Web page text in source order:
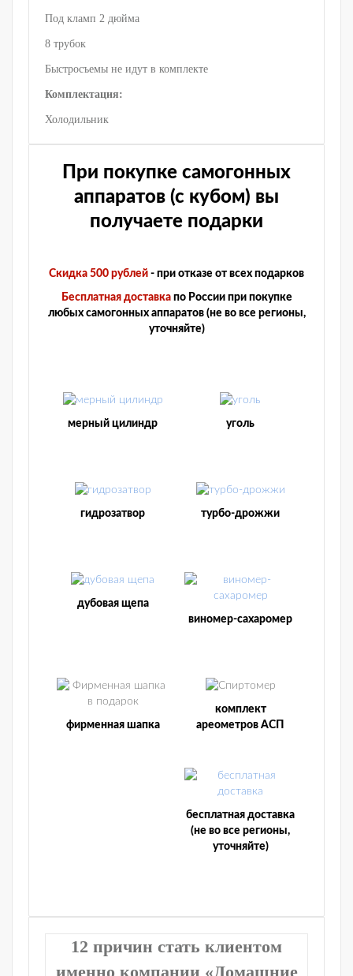
Под кламп 2 дюйма
8 трубок
Быстросъемы не идут в комплекте
Комплектация:
Холодильник
При покупке самогонных
аппаратов (с кубом) вы
получаете подарки
Скидка 500 рублей - при отказе от всех подарков
Бесплатная доставкапо России при покупке
любых самогонных аппаратов (не во все регионы,
уточняйте)
мерный цилиндр уголь
гидрозатвор турбо-дрожжи
дубовая щепа
виномер-сахаромер
фирменная шапка
комплект
ареометров АСП
бесплатная доставка
(не во все регионы,
уточняйте)
12 причин стать клиентом
именно компании «Домашние